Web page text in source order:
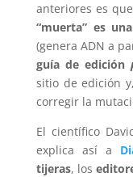
anteriores es que
“muerta” es
(genera ADN a
guía de edición
sitio de edición
corregir la
El científico
explica así a
tijeras, los